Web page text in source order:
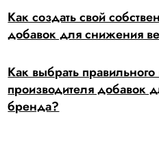
Как создать свой
добавок для снижения
Как выбрать правильного
производителя добавок
бренда?